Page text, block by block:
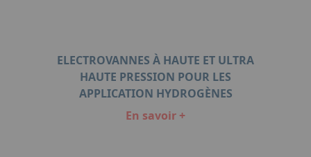
ELECTROVANNES À HAUTE ET ULTRA
HAUTE PRESSION POUR LES
APPLICATION HYDROGÈNES
En savoir +